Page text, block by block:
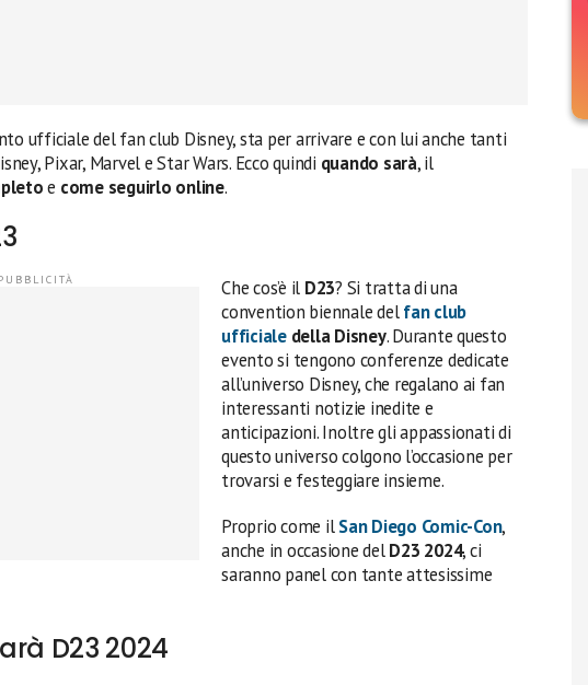
ufficiale del fan club Disney, sta per arrivare e con lui anche tanti
Pixar, Marvel e Star Wars. Ecco quindi quando sarà, il
e come seguirlo online.
Che cos’è il D23? Si tratta di una
convention biennale delfan club
ufficialedella Disney. Durante questo
evento si tengono conferenze dedicate
all’universo Disney, che regalano ai fan
interessanti notizie inedite e
anticipazioni. Inoltre gli appassionati di
questo universo colgono l’occasione per
trovarsi e festeggiare insieme.
Proprio come ilSan Diego Comic-Con,
anche in occasione delD23 2024, ci
saranno panel con tante attesissime
D23 2024